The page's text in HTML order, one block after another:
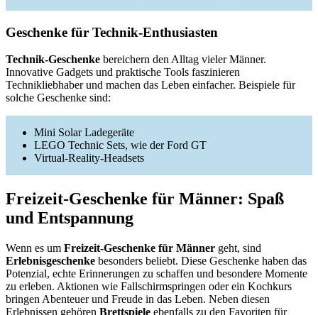
Geschenke für Technik-Enthusiasten
Technik-Geschenke bereichern den Alltag vieler Männer.
Innovative Gadgets und praktische Tools faszinieren
Technikliebhaber und machen das Leben einfacher. Beispiele für
solche Geschenke sind:
Mini Solar Ladegeräte
LEGO Technic Sets, wie der Ford GT
Virtual-Reality-Headsets
Freizeit-Geschenke für Männer: Spaß
und Entspannung
Wenn es um Freizeit-Geschenke für Männer geht, sind
Erlebnisgeschenke besonders beliebt. Diese Geschenke haben das
Potenzial, echte Erinnerungen zu schaffen und besondere Momente
zu erleben. Aktionen wie Fallschirmspringen oder ein Kochkurs
bringen Abenteuer und Freude in das Leben. Neben diesen
Erlebnissen gehören Brettspiele ebenfalls zu den Favoriten für